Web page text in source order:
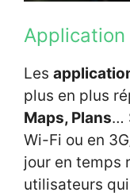
Application
Les
plus en plus
Maps, Plans…
Wi-Fi ou en
jour en temps
utilisateurs